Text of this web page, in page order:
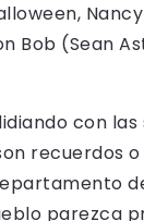
Bob (Sean
con
recuerdos
parezca